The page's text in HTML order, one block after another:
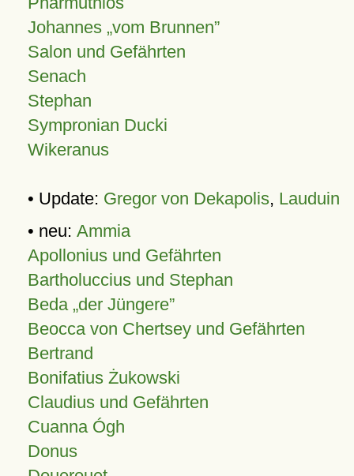
Johannes vom Brunnen
Salon und Gefährten
Senach
Stephan
Sympronian Ducki
Wikeranus
• Update: Gregor von Dekapolis, Lauduin
• neu: Ammia
Apollonius und Gefährten
Bartholuccius und Stephan
Beda „der Jüngere”
Beocca von Chertsey und Gefährten
Bertrand
Bonifatius Żukowski
Claudius und Gefährten
Cuanna Ógh
Donus